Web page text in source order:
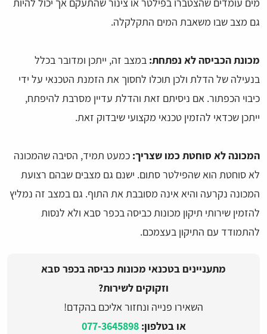
גם מצב שבו משאבת המים התקלקלה.
מכונת הכביסה לא נפתחת: במצב זה, ייתכן ומדובר בכלל
בנעילה של הדלת ולכן תוכלו לחסוך את הזמנת הטכנאי על ידי
כיבוי הכפתור. אם ניסיתם זאת והדלת עדיין מסרבת להיפתח,
ייתכן שכדאי להזמין טכנאי מקצועי שיבדוק זאת.
המכונה לא סוחטת כמו שצריך: כמעט תמיד, הסיבה שהמכונה
לא סוחטת הוא שהפילטר סתום. ישנם גם מצבים שבהם רצועת
המכונה נקרעה והיא אינה מסובבת את התוף. גם במצב זה נמליץ
להזמין שירותי תיקון מכונות כביסה בכפר סבא ולא לנסות
להתמודד עם התיקון בעצמכם.
מתעניינים בטכנאי מכונות כביסה בכפר סבא
וזקוקים לשירות?
השאירו פנייה ונחזור אליכם בהקדם!
או בטלפון:077-3645898